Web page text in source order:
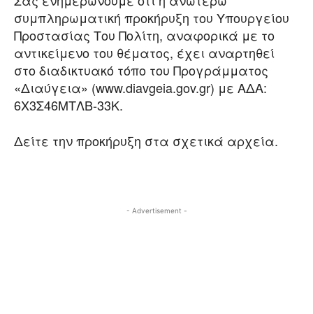
συμπληρωματική προκήρυξη του Υπουργείου
Προστασίας Του Πολίτη, αναφορικά με το
αντικείμενο του θέματος, έχει αναρτηθεί
στο διαδικτυακό τόπο του Προγράμματος
«Διαύγεια» (www.diavgeia.gov.gr) με ΑΔΑ:
6Χ3Σ46ΜΤΛΒ-33Κ.
Δείτε την προκήρυξη στα σχετικά αρχεία.
- Advertisement -